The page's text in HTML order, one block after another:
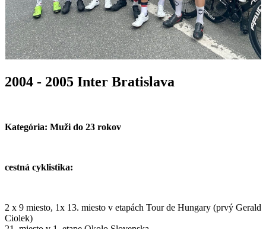
2004 - 2005 Inter Bratislava
Kategória: Muži do 23 rokov
cestná cyklistika:
2 x 9 miesto, 1x 13. miesto v etapách Tour de Hungary (prvý Gerald
Ciolek)